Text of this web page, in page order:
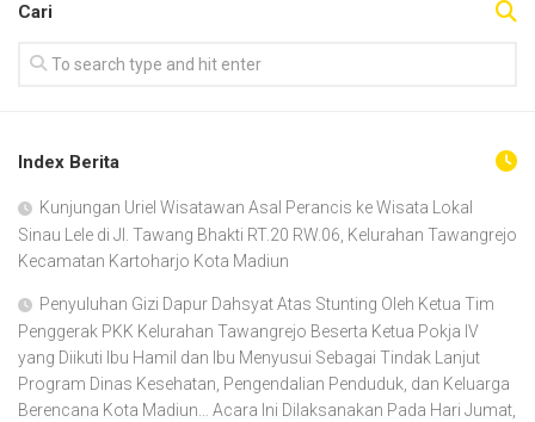
Cari
Index Berita
Kunjungan Uriel Wisatawan Asal Perancis ke Wisata Lokal
Sinau Lele di Jl. Tawang Bhakti RT.20 RW.06, Kelurahan Tawangrejo
Kecamatan Kartoharjo Kota Madiun
Penyuluhan Gizi Dapur Dahsyat Atas Stunting Oleh Ketua Tim
Penggerak PKK Kelurahan Tawangrejo Beserta Ketua Pokja IV
yang Diikuti Ibu Hamil dan Ibu Menyusui Sebagai Tindak Lanjut
Program Dinas Kesehatan, Pengendalian Penduduk, dan Keluarga
Berencana Kota Madiun… Acara Ini Dilaksanakan Pada Hari Jumat,